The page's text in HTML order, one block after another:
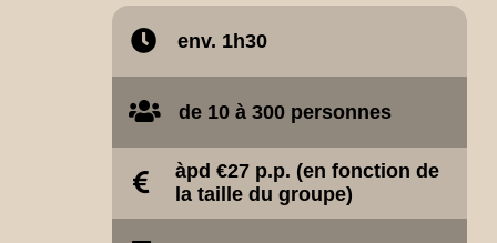
env. 1h30
de 10 à 300 personnes
àpd €27 p.p. (en fonction de
la taille du groupe)